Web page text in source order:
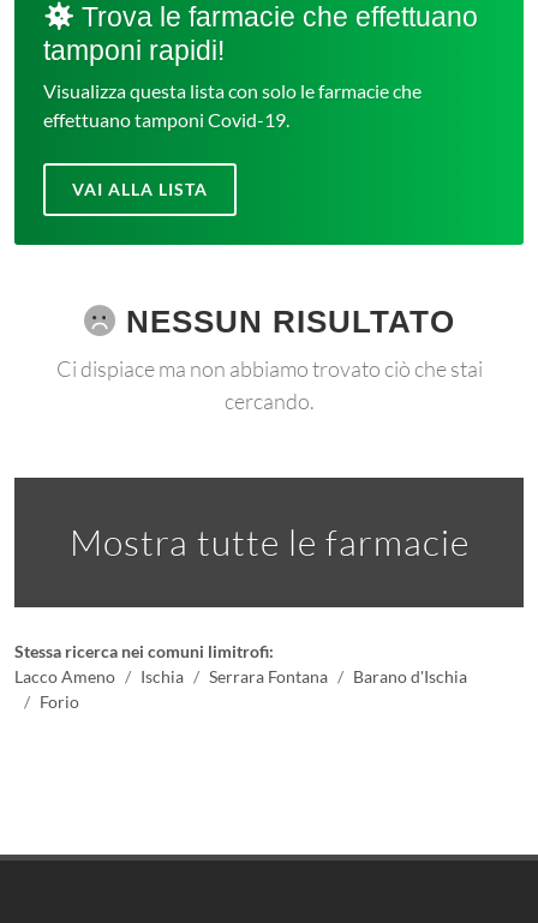
Trova le farmacie che effettuano
tamponi rapidi!
Visualizza questa lista con solo le farmacie che
effettuano tamponi Covid-19.
VAI ALLA LISTA
NESSUN RISULTATO
Ci dispiace ma non abbiamo trovato ciò che stai
cercando.
Mostra tutte le farmacie
Stessa ricerca nei comuni limitrofi:
Lacco Ameno
Ischia Serrara Fontana
Barano d'Ischia
Forio